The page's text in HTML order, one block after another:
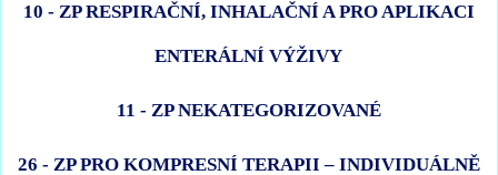
10 - ZP RESPIRAČNÍ, INHALAČNÍ A PRO APLIKACI
ENTERÁLNÍ VÝŽIVY
11 - ZP NEKATEGORIZOVANÉ
26 - ZP PRO KOMPRESNÍ TERAPII – INDIVIDUÁLNĚ